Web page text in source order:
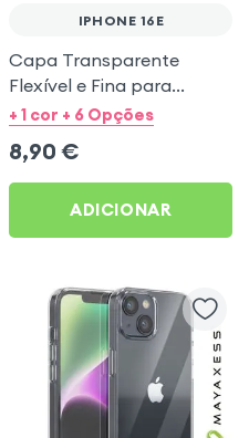
IPHONE 16E
Capa Transparente
Flexível e Fina para
iPhone 16e - Mayaxess
+ 1 cor + 6 Opções
8,90 €
ADICIONAR